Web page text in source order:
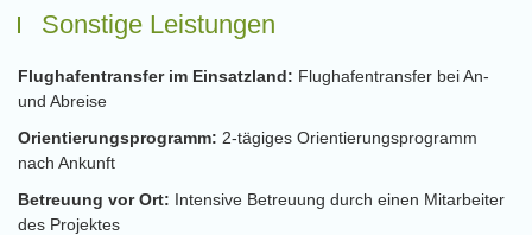
Sonstige Leistungen
Flughafentransfer im Einsatzland: Flughafentransfer bei An-
und Abreise
Orientierungsprogramm: 2-tägiges Orientierungsprogramm
nach Ankunft
Betreuung vor Ort: Intensive Betreuung durch einen Mitarbeiter
des Projektes